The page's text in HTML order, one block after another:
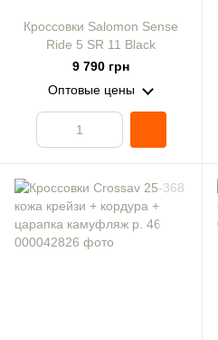
Кроссовки Salomon Sense
Ride 5 SR 11 Black
9 790 грн
Оптовые цены